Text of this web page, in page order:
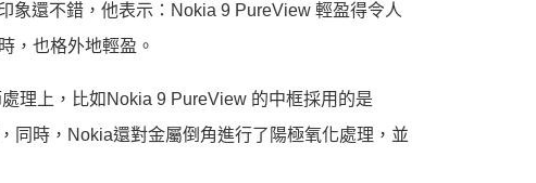
象還不錯，他表示：Nokia 9 PureView 輕盈得令人
，也格外地輕盈。
理上，比如Nokia 9 PureView 的中框採用的是
同時，Nokia還對金屬倒角進行了陽極氧化處理，並